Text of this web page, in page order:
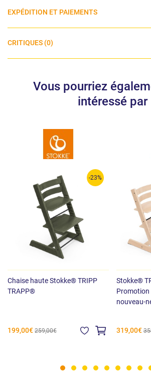
EXPÉDITION ET PAIEMENTS
CRITIQUES (0)
Vous pourriez
intéressé par
-23%
Chaise haute Stokke® TRIPP
TRAPP®
199,00€ 259,00€
Stokke®
Promotion
nouveau-
319,00€